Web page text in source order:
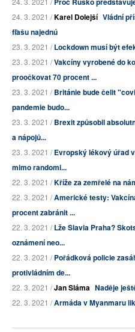
24. 3. 2021 /Karel Dolejší Vládní
fľašu najednú
23. 3. 2021 /Lockdown musí být
23. 3. 2021 /Vakcíny vyrobené do
proočkovat 70 procent ...
23. 3. 2021 /Británie bude čelit
pandemie budo...
23. 3. 2021 /Brexit způsobil
a nápojů...
23. 3. 2021 /Evropský lékový úřad
mimo randomi...
22. 3. 2021 /Kříže za zemřelé na
22. 3. 2021 /Americké testy:
procent zabránit ...
22. 3. 2021 /Lže Slavia Praha?
oznámení neo...
22. 3. 2021 /Pořádková policie
protivládním de...
22. 3. 2021 /Jan Sláma Naděje
22. 3. 2021 /Armáda v Myanmaru